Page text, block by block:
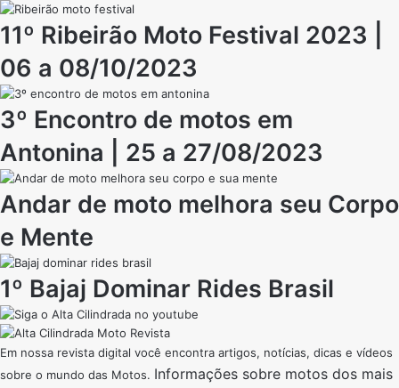
11º Ribeirão Moto Festival 2023 |
06 a 08/10/2023
3º Encontro de motos em
Antonina | 25 a 27/08/2023
Andar de moto melhora seu Corpo
e Mente
1º Bajaj Dominar Rides Brasil
Em nossa revista digital você encontra artigos, notícias, dicas e vídeos
sobre o mundo das Motos. Informações sobre motos dos mais